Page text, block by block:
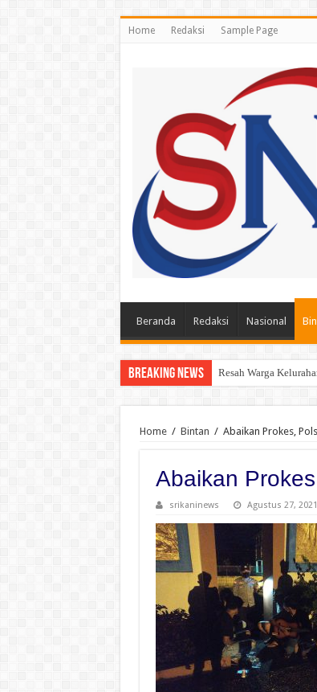
Home Redaksi Sample Page
Beranda Redaksi Nasional
Breaking News Resah Warga
Home / Bintan / Abaikan Prokes,
Abaikan
srikaninews Agustus 27, 2021